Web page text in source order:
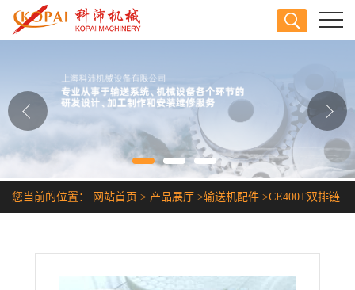
公司介绍
公司动态
产品展厅
证书荣誉
您当前的位置： 网站首页 > 产品展厅 >输送机配件 >CE400T双排链